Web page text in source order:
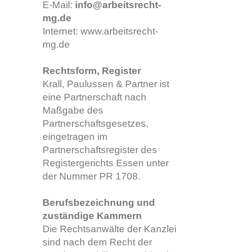
E-Mail: info@arbeitsrecht-
mg.de
Internet: www.arbeitsrecht-
mg.de
Rechtsform, Register
Krall, Paulussen & Partner ist
eine Partnerschaft nach
Maßgabe des
Partnerschaftsgesetzes,
eingetragen im
Partnerschaftsregister des
Registergerichts Essen unter
der Nummer PR 1708.
Berufsbezeichnung und
zuständige Kammern
Die Rechtsanwälte der Kanzlei
sind nach dem Recht der